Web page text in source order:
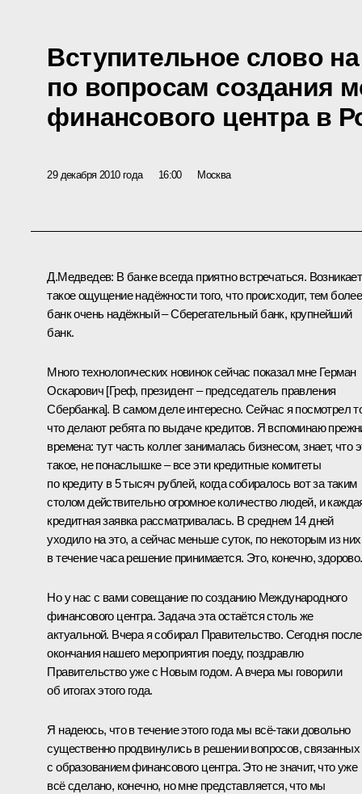
Вступительное слово
по вопросам создания
финансового центра в
29 декабря 2010 года 16:00 Москва
Д.Медведев: В банке всегда приятно встречаться. Возникает
такое ощущение надёжности того, что происходит, тем более
банк очень надёжный – Сберегательный банк, крупнейший
банк.
Много технологических новинок сейчас показал мне Герман
Оскарович [Греф, президент – председатель правления
Сбербанка]. В самом деле интересно. Сейчас я посмотрел
что делают ребята по выдаче кредитов. Я вспоминаю
времена: тут часть коллег занималась бизнесом, знает, что
такое, не понаслышке – все эти кредитные комитеты
по кредиту в 5 тысяч рублей, когда собиралось вот за таким
столом действительно огромное количество людей, и
кредитная заявка рассматривалась. В среднем 14 дней
уходило на это, а сейчас меньше суток, по некоторым из них
в течение часа решение принимается. Это, конечно, здорово.
Но у нас с вами совещание по созданию Международного
финансового центра. Задача эта остаётся столь же
актуальной. Вчера я собирал Правительство. Сегодня после
окончания нашего мероприятия поеду, поздравлю
Правительство уже с Новым годом. А вчера мы говорили
об итогах этого года.
Я надеюсь, что в течение этого года мы всё‑таки довольно
существенно продвинулись в решении вопросов, связанных
с образованием финансового центра. Это не значит, что уже
всё сделано, конечно, но мне представляется, что мы